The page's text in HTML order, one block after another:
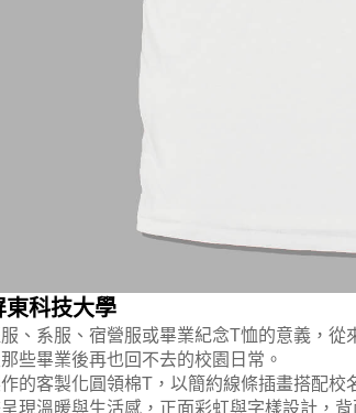
東科技大學
、系服、宿營服或畢業紀念T恤的意義，從
些畢業後再也回不去的校園日常。
的客製化圓領棉T，以簡約線條插畫搭配
現溫暖與生活感，正面彩虹與字樣設計，